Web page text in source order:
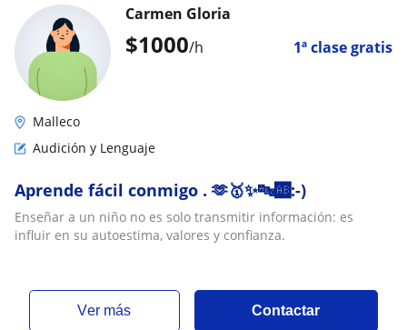
$1000/h 1ª clase gratis
Carmen Gloria
Malleco
Audición y Lenguaje
Aprende fácil conmigo . 🫶🥇✨🔤🆎:-)
Enseñar a un niño no es solo transmitir información: es
influir en su autoestima, valores y confianza.
ver más Contactar